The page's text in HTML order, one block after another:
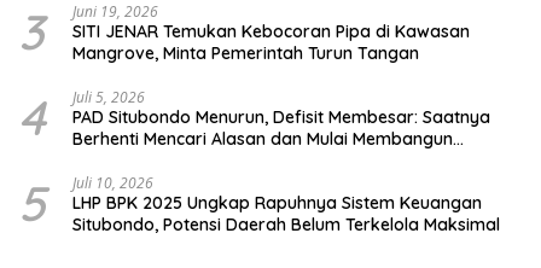
3 Juni 19, 2026
SITI JENAR Temukan Kebocoran Pipa di Kawasan
Mangrove, Minta Pemerintah Turun Tangan
4 Juli 5, 2026
PAD Situbondo Menurun, Defisit Membesar: Saatnya
Berhenti Mencari Alasan dan Mulai Membangun
5 Juli 10, 2026
LHP BPK 2025 Ungkap Rapuhnya Sistem Keuangan
Situbondo, Potensi Daerah Belum Terkelola Maksimal